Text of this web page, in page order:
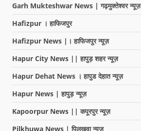
Garh Mukteshwar News | गढ़मुक्तेश्वर न्यूज़
Hafizpur । हाफिजपुर
Hafizpur News |। हाफिजपुर न्यूज़
Hapur City News || हापुड़ शहर न्यूज़
Hapur Dehat News । हापुड देहात न्यूज़
Hapur News | हापुड़ न्यूज़
Kapoorpur News || कपूरपुर न्यूज़
Pilkhuwa News | पिलखुवा न्यूज़